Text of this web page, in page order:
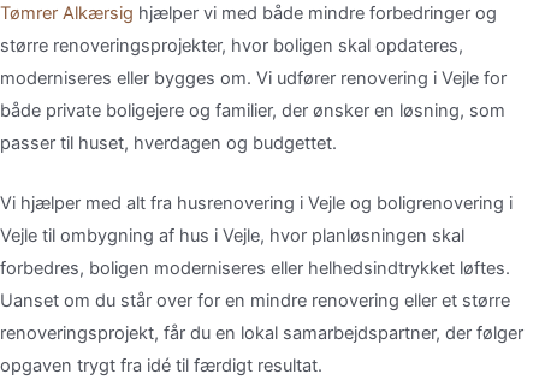
Tømrer Alkærsig hjælper vi med både mindre forbedringer og
større renoveringsprojekter, hvor boligen skal opdateres,
moderniseres eller bygges om. Vi udfører renovering i Vejle for
både private boligejere og familier, der ønsker en løsning, som
passer til huset, hverdagen og budgettet.
Vi hjælper med alt fra husrenovering i Vejle og boligrenovering i
Vejle til ombygning af hus i Vejle, hvor planløsningen skal
forbedres, boligen moderniseres eller helhedsindtrykket løftes.
Uanset om du står over for en mindre renovering eller et større
renoveringsprojekt, får du en lokal samarbejdspartner, der følger
opgaven trygt fra idé til færdigt resultat.